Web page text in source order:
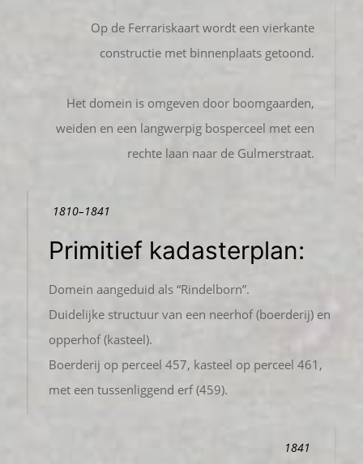
Op de Ferrariskaart wordt een vierkante
constructie met binnenplaats getoond.
Het domein is omgeven door boomgaarden,
weiden en een langwerpig bosperceel met een
rechte laan naar de Gulmerstraat.
1810–1841
Primitief kadasterplan:
Domein aangeduid als “Rindelborn”.
Duidelijke structuur van een neerhof (boerderij) en
opperhof (kasteel).
Boerderij op perceel 457, kasteel op perceel 461,
met een tussenliggend erf (459).
1841